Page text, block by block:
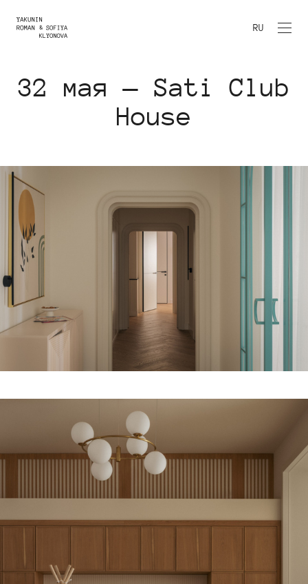
RU
32 мая — Sati Club
House